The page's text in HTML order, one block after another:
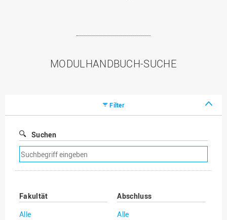
MODULHANDBUCH-SUCHE
Filter
Suchen
Suchfilter
entfernen
Fakultät
Alle
Abschluss
Alle